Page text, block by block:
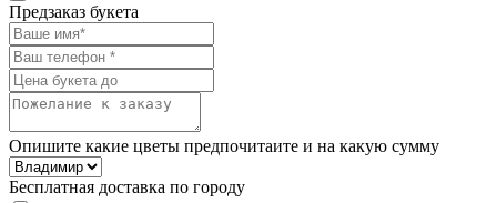
Предзаказ букета
Опишите какие цветы предпочитаите и на какую сумму
Бесплатная доставка по городу